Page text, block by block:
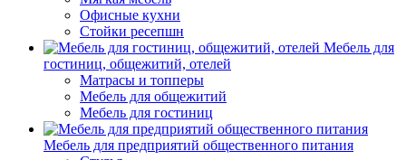
Офисные кухни
Стойки ресепшн
Мебель для
гостиниц, общежитий, отелей
Матрасы и топперы
Мебель для общежитий
Мебель для гостиниц
Мебель для предприятий общественного питания